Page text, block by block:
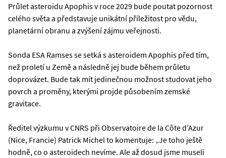
Průlet asteroidu Apophis v roce 2029 bude poutat pozornost
celého světa a představuje unikátní příležitost pro vědu,
planetární obranu a zvýšení zájmu veřejnosti.
Sonda ESA Ramses se setká s asteroidem Apophis před tím,
než proletí u Země a následně jej bude během průletu
doprovázet. Bude tak mít jedinečnou možnost studovat jeho
povrch a proměny, kterými projde působením zemské
gravitace.
Ředitel výzkumu v CNRS při Observatoire de la Côte d’Azur
(Nice, Francie) Patrick Michel to komentuje: „Je toho ještě
hodně, co o asteroidech nevíme. Ale až dosud jsme museli